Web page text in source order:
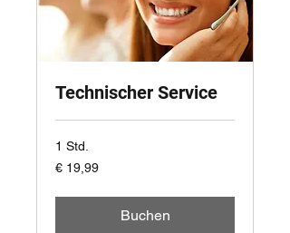
Technischer Service
1 Std.
19,99
Euro
€ 19,99
Buchen